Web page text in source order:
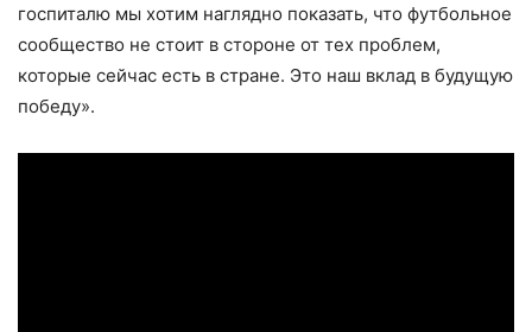
госпиталю мы хотим наглядно показать, что футбольное
сообщество не стоит в стороне от тех проблем,
которые сейчас есть в стране. Это наш вклад в будущую
победу».